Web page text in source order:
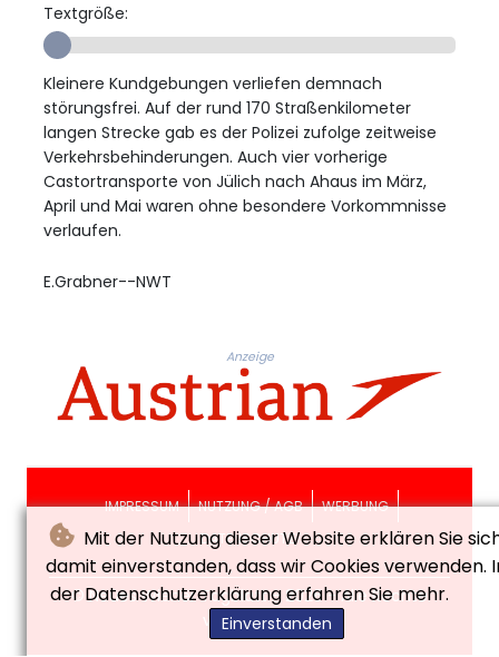
Mit der Nutzung dieser Website erklären Sie
damit einverstanden, dass wir Cookies verwenden.
der Datenschutzerklärung erfahren Sie mehr.
Einverstanden
Textgröße:
Kleinere Kundgebungen verliefen demnach
störungsfrei. Auf der rund 170 Straßenkilometer
langen Strecke gab es der Polizei zufolge zeitweise
Verkehrsbehinderungen. Auch vier vorherige
Castortransporte von Jülich nach Ahaus im März,
April und Mai waren ohne besondere Vorkommnisse
verlaufen.
E.Grabner--NWT
Anzeige
IMPRESSUM NUTZUNG / AGB
WERBUNG
DATENSCHUTZ
© Neues Wiener Tagblatt - 2026 - Alle Rechte
vorbehalten